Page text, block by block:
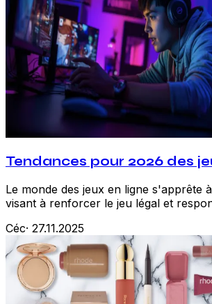
Tendances pour 2026 des
Le monde des jeux en ligne s'apprête
visant à renforcer le jeu légal et
Céc· 27.11.2025